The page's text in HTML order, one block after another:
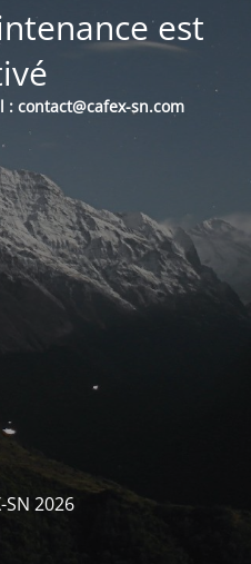
est
: contact@cafex-sn.com
SN 2026